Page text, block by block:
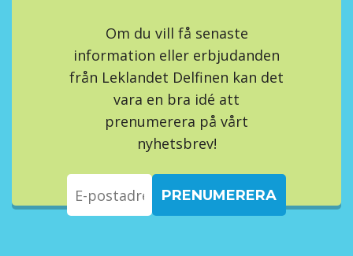
Om du vill få senaste
information eller erbjudanden
från Leklandet Delfinen kan det
vara en bra idé att
prenumerera på vårt
nyhetsbrev!